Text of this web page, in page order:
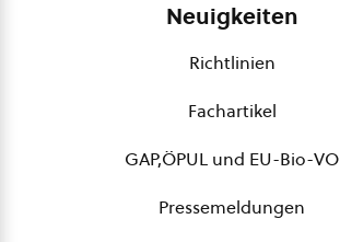
Neuigkeiten
Richtlinien
Fachartikel
GAP,ÖPUL und EU-Bio-VO
Pressemeldungen